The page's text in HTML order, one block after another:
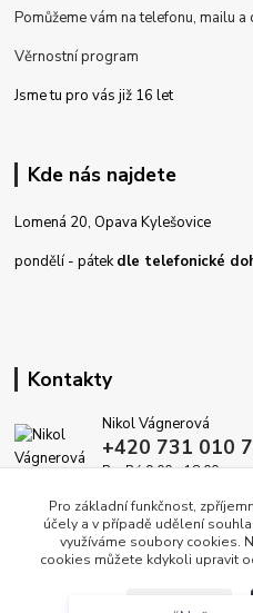
Pomůžeme vám na telefonu, mailu a
Věrnostní program
Jsme tu pro vás již 16 let
Kde nás najdete
Lomená 20, Opava Kylešovice
pondělí - pátekdle telefonické
Kontakty
Nikol Vágnerová
+420 731 010
Po-Pá 9.00 - 18.00
info@dekoracedomova.cz
Pro základní funkčnost,
účely a v případě udělení
využíváme soubory cookies.
cookies můžete kdykoli upravit
Nastavení
“Naše